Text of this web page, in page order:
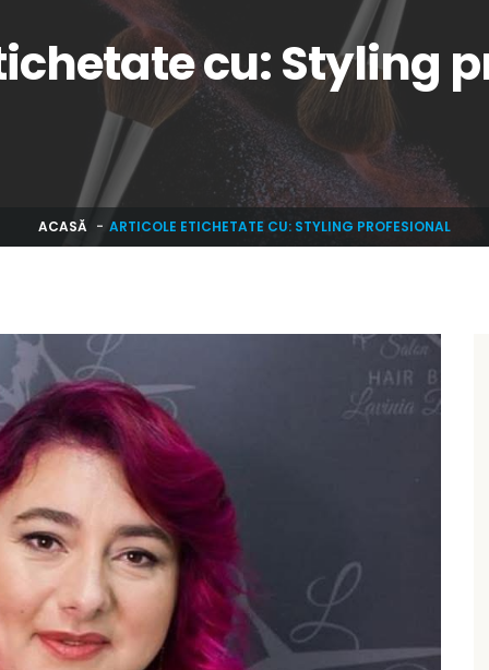
cu: Styling
ACASĂ ARTICOLE ETICHETATE CU: STYLING PROFESIONAL